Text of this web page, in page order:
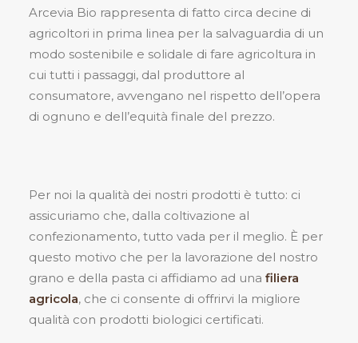
Arcevia Bio rappresenta di fatto circa decine di
agricoltori in prima linea per la salvaguardia di un
modo sostenibile e solidale di fare agricoltura in
cui tutti i passaggi, dal produttore al
consumatore, avvengano nel rispetto dell’opera
di ognuno e dell’equità finale del prezzo.
Per noi la qualità dei nostri prodotti è tutto: ci
assicuriamo che, dalla coltivazione al
confezionamento, tutto vada per il meglio. È per
questo motivo che per la lavorazione del nostro
grano e della pasta ci affidiamo ad una filiera
agricola, che ci consente di offrirvi la migliore
qualità con prodotti biologici certificati.